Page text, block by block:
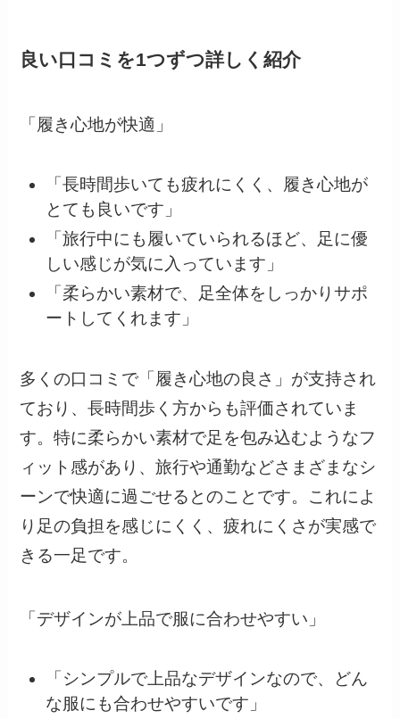
良い口コミを1つずつ詳しく紹介
「履き心地が快適」
「長時間歩いても疲れにくく、履き心地が
とても良いです」
「旅行中にも履いていられるほど、足に優
しい感じが気に入っています」
「柔らかい素材で、足全体をしっかりサポ
ートしてくれます」
多くの口コミで「履き心地の良さ」が支持され
ており、長時間歩く方からも評価されていま
す。特に柔らかい素材で足を包み込むようなフ
ィット感があり、旅行や通勤などさまざまなシ
ーンで快適に過ごせるとのことです。これによ
り足の負担を感じにくく、疲れにくさが実感で
きる一足です。
「デザインが上品で服に合わせやすい」
「シンプルで上品なデザインなので、どん
な服にも合わせやすいです」